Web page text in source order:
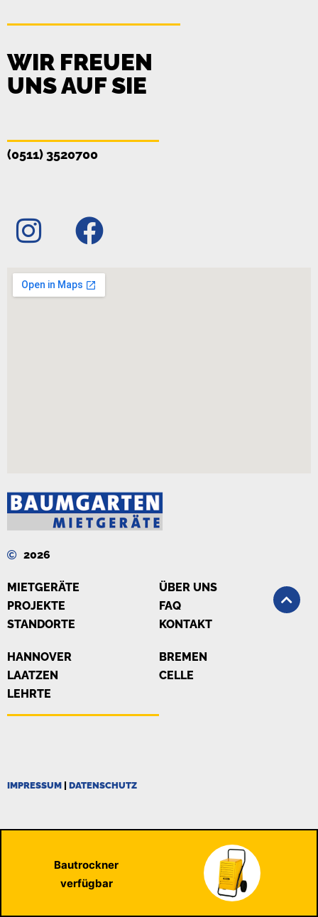
WIR FREUEN
UNS AUF SIE
(0511) 3520700
Bautrockner
verfügbar
2026
MIETGERÄTE
PROJEKTE
STANDORTE
ÜBER UNS
FAQ
KONTAKT
HANNOVER
LAATZEN
LEHRTE
BREMEN
CELLE
IMPRESSUM DATENSCHUTZ